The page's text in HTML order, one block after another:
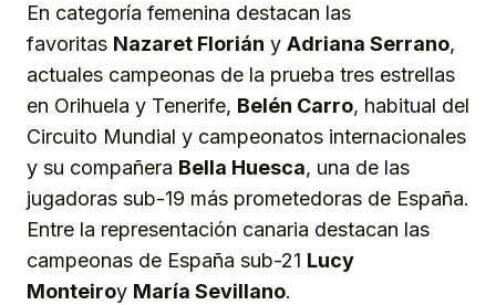
En categoría femenina destacan las
favoritas Nazaret Florián y Adriana Serrano,
actuales campeonas de la prueba tres estrellas
en Orihuela y Tenerife, Belén Carro, habitual del
Circuito Mundial y campeonatos internacionales
y su compañera Bella Huesca, una de las
jugadoras sub-19 más prometedoras de España.
Entre la representación canaria destacan las
campeonas de España sub-21 Lucy
Monteiroy María Sevillano.